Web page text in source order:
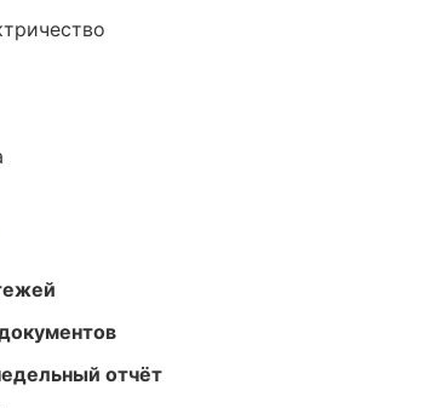
отчёт